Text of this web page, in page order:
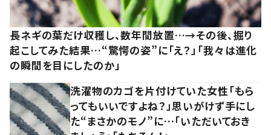
長ネギの葉だけ収穫し、数年間放置…→その後、掘り
起こしてみた結果…“驚愕の姿”に「え？」「我々は進化
の瞬間を目にしたのか」
洗濯物のカゴを片付けていた女性「もら
ってもいいですよね？」思いがけず手にし
た“まさかのモノ”に…「いただいておき